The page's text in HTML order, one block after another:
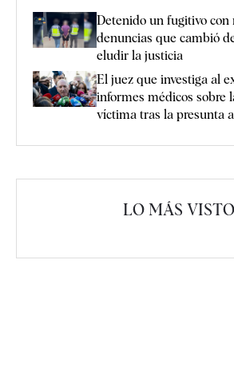
Detenido un fugitivo con
denuncias que cambió
eludir la justicia
El juez que investiga al
informes médicos sobre
víctima tras la presunta
LO MÁS VISTO